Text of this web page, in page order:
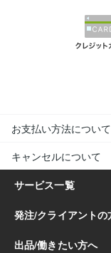
お支払い方法について
キャンセルについて